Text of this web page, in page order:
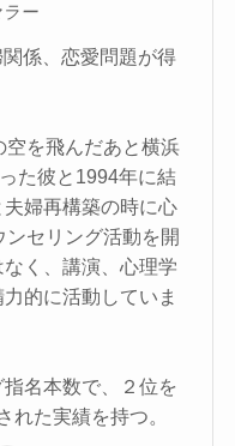
ー
係、恋愛問題が得
を飛んだあと横浜
た彼と1994年に結
婦再構築の時に心
セリング活動を開
く、講演、心理学
的に活動していま
名本数で、２位を
れた実績を持つ。